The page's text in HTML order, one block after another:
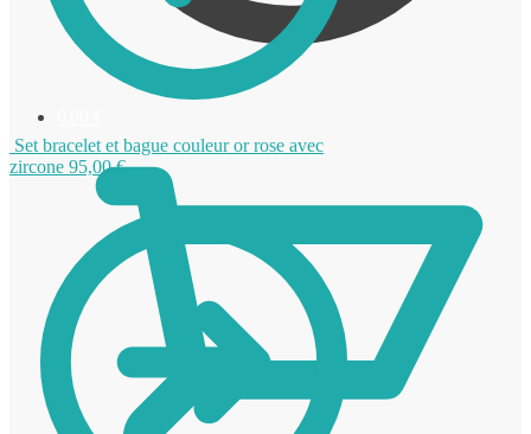
Set bracelet et bague couleur or rose avec
zircone 95,00€